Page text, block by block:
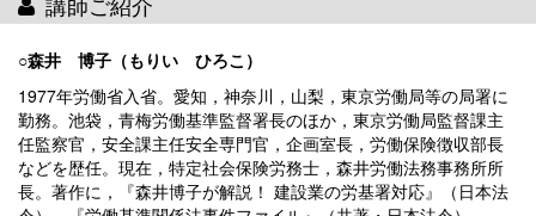
○森井 博子（もりい ひろこ）
1977年労働省入省。愛知，神奈川，山梨，東京労働局等の局署に
勤務。池袋，青梅労働基準監督署長のほか，東京労働局監督課主
任監察官，安全課主任安全専門官，企画室長，労働保険徴収部長
などを歴任。現在，特定社会保険労務士，森井労働法務事務所所
長。著作に，『森井博子が解説！ 建設業の労基署対応』（日本法